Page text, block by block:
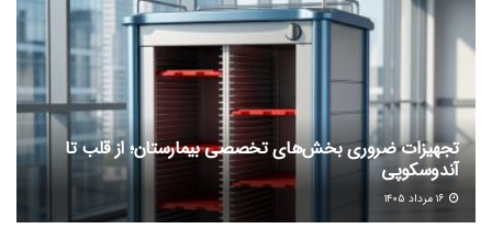
تجهیزات ضروری بخش‌های تخصصی بیمارستان؛ از قلب تا
آندوسکوپی